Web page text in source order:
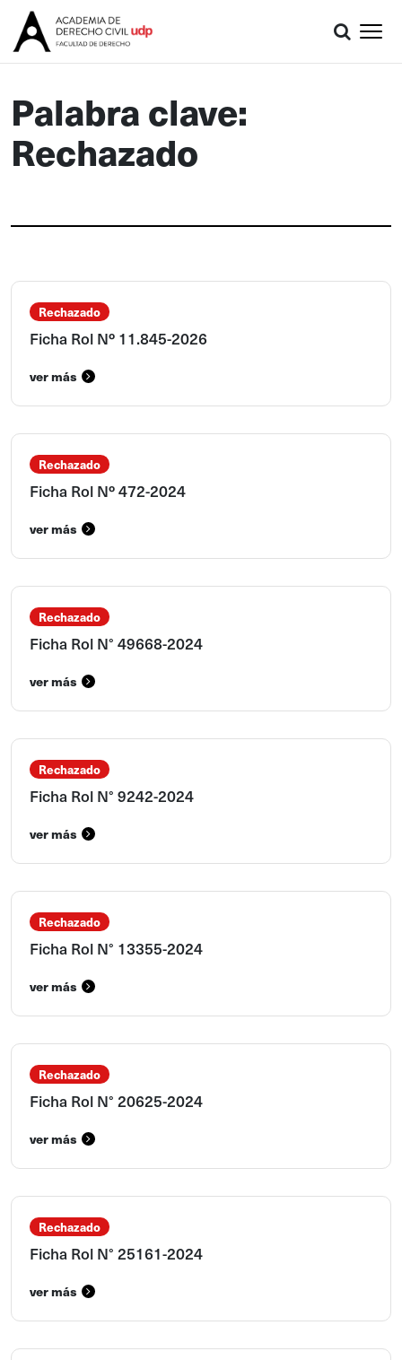
Palabra clave:
Rechazado
Rechazado
Ficha Rol Nº 11.845-2026
ver más
Rechazado
Ficha Rol Nº 472-2024
ver más
Rechazado
Ficha Rol N° 49668-2024
ver más
Rechazado
Ficha Rol N° 9242-2024
ver más
Rechazado
Ficha Rol N° 13355-2024
ver más
Rechazado
Ficha Rol N° 20625-2024
ver más
Rechazado
Ficha Rol N° 25161-2024
ver más